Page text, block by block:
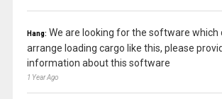
Hang: We are looking for the software which
arrange loading cargo like this, please
information about this software
1 Year Ago